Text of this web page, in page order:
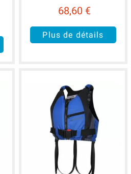
68,60 €
Plus de détails